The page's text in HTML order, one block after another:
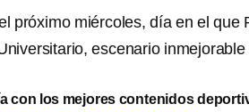
próximo miércoles, día en el que
escenario
con los mejores contenidos